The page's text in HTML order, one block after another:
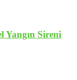
Yangın Sireni